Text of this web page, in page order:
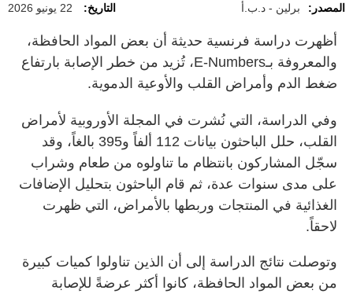
المصدر: برلين - د.ب.أ التاريخ: 22 يونيو 2026
أظهرت دراسة فرنسية حديثة أن بعض المواد الحافظة،
والمعروفة بـE-Numbers، تُزيد من خطر الإصابة بارتفاع
ضغط الدم وأمراض القلب والأوعية الدموية.
وفي الدراسة، التي نُشرت في المجلة الأوروبية لأمراض
القلب، حلل الباحثون بيانات 112 ألفاً و395 بالغاً، وقد
سجّل المشاركون بانتظام ما تناولوه من طعام وشراب
على مدى سنوات عدة، ثم قام الباحثون بتحليل الإضافات
الغذائية في المنتجات وربطها بالأمراض، التي ظهرت
لاحقاً.
وتوصلت نتائج الدراسة إلى أن الذين تناولوا كميات كبيرة
من بعض المواد الحافظة، كانوا أكثر عرضةً للإصابة